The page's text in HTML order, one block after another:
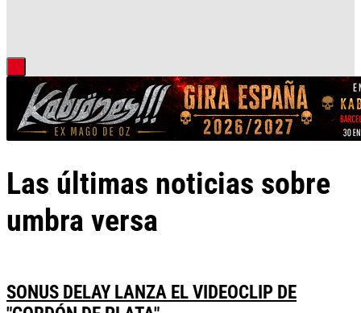
Las últimas noticias sobre
umbra versa
SONUS DELAY LANZA EL VIDEOCLIP DE